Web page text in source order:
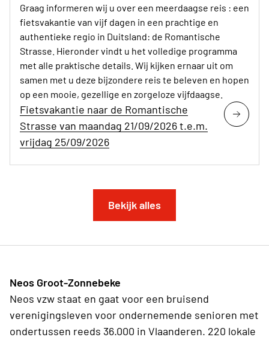
Graag informeren wij u over een meerdaagse reis : een
fietsvakantie van vijf dagen in een prachtige en
authentieke regio in Duitsland: de Romantische
Strasse. Hieronder vindt u het volledige programma
met alle praktische details. Wij kijken ernaar uit om
samen met u deze bijzondere reis te beleven en hopen
op een mooie, gezellige en zorgeloze vijfdaagse.
Fietsvakantie naar de Romantische
Strasse van maandag 21/09/2026 t.e.m.
vrijdag 25/09/2026
Bekijk alles
Neos Groot-Zonnebeke
Neos vzw staat en gaat voor een bruisend
verenigingsleven voor ondernemende senioren met
ondertussen reeds 36.000 in Vlaanderen. 220 lokale